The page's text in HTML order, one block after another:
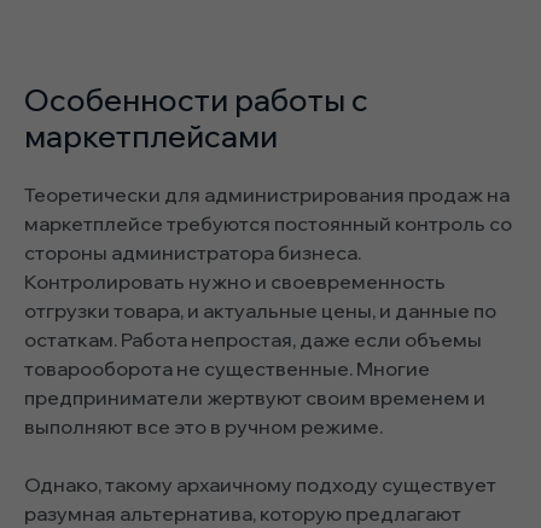
Особенности работы с
маркетплейсами
Теоретически для администрирования продаж на
маркетплейсе требуются постоянный контроль со
стороны администратора бизнеса.
Контролировать нужно и своевременность
отгрузки товара, и актуальные цены, и данные по
остаткам. Работа непростая, даже если объемы
товарооборота не существенные. Многие
предприниматели жертвуют своим временем и
выполняют все это в ручном режиме.
Однако, такому архаичному подходу существует
разумная альтернатива, которую предлагают